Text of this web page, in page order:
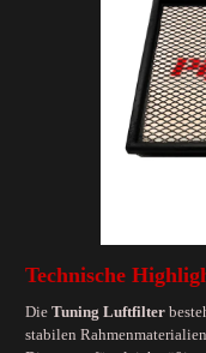
Technische
Die Tuning Luftfilter
stabilen